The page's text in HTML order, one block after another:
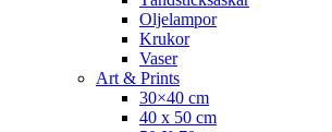
Oljelampor
Krukor
Vaser
Art & Prints
30×40 cm
40 x 50 cm